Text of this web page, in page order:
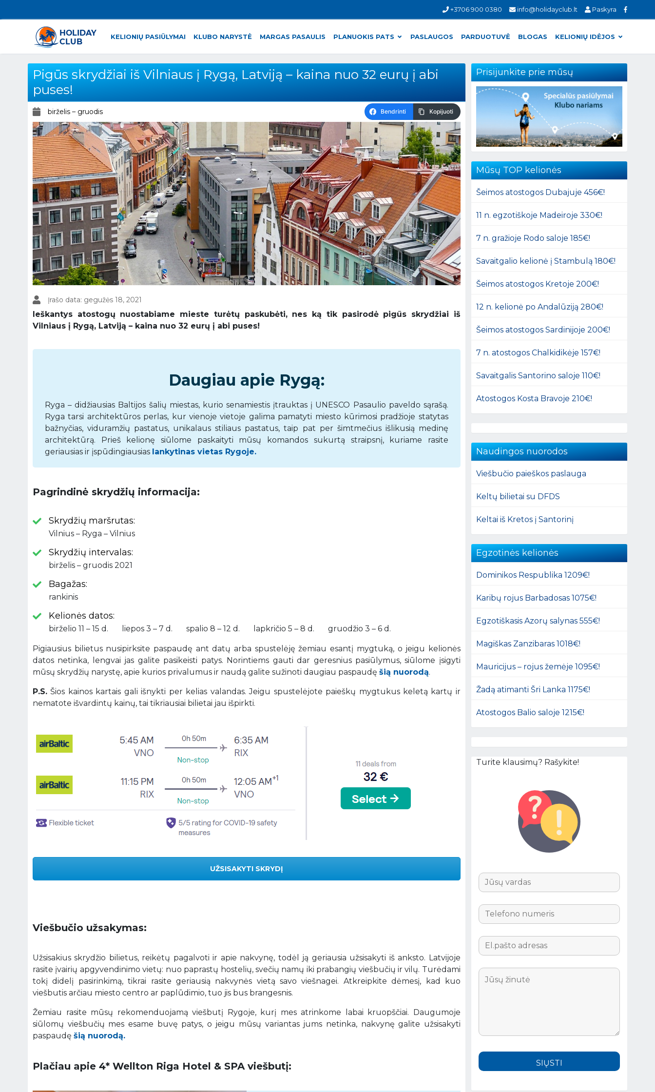
+3706 900 0380 info@holidayclub.lt Paskyra
KELIONIŲ PASIŪLYMAI KLUBO NARYSTĖ MARGAS PASAULIS PLANUOKIS PATS PASLAUGOS PARDUOTUVĖ BLOGAS KELIONIŲ IDĖJOS
Pigūs skrydžiai iš Vilniaus į Rygą, Latviją – kaina nuo 32 eurų į abi
puses!
birželis – gruodis Bendrinti Kopijuoti
Įrašo data: gegužės 18, 2021
Ieškantys atostogų nuostabiame mieste turėtų paskubėti, nes ką tik pasirodė pigūs skrydžiai iš
Vilniaus į Rygą, Latviją – kaina nuo 32 eurų į abi puses!
Daugiau apie Rygą:
Ryga – didžiausias Baltijos šalių miestas, kurio senamiestis įtrauktas į UNESCO Pasaulio paveldo sąrašą.
Ryga tarsi architektūros perlas, kur vienoje vietoje galima pamatyti miesto kūrimosi pradžioje statytas
bažnyčias, viduramžių pastatus, unikalaus stiliaus pastatus, taip pat per šimtmečius išlikusią medinę
architektūrą. Prieš kelionę siūlome paskaityti mūsų komandos sukurtą straipsnį, kuriame rasite
geriausias ir įspūdingiausias lankytinas vietas Rygoje.
Pagrindinė skrydžių informacija:
Skrydžių maršrutas:
Vilnius – Ryga – Vilnius
Skrydžių intervalas:
birželis – gruodis 2021
Bagažas:
rankinis
Kelionės datos:
birželio 11 – 15 d. liepos 3 – 7 d. spalio 8 – 12 d. lapkričio 5 – 8 d. gruodžio 3 – 6 d.
Pigiausius bilietus nusipirksite paspaudę ant datų arba spustelėję žemiau esantį mygtuką, o jeigu kelionės
datos netinka, lengvai jas galite pasikeisti patys. Norintiems gauti dar geresnius pasiūlymus, siūlome įsigyti
mūsų skrydžių narystę, apie kurios privalumus ir naudą galite sužinoti daugiau paspaudę šią nuorodą.
P.S. Šios kainos kartais gali išnykti per kelias valandas. Jeigu spustelėjote paieškų mygtukus keletą kartų ir
nematote išvardintų kainų, tai tikriausiai bilietai jau išpirkti.
UŽSISAKYTI SKRYDĮ
Viešbučio užsakymas:
Užsisakius skrydžio bilietus, reikėtų pagalvoti ir apie nakvynę, todėl ją geriausia užsisakyti iš anksto. Latvijoje
rasite įvairių apgyvendinimo vietų: nuo paprastų hostelių, svečių namų iki prabangių viešbučių ir vilų. Turėdami
tokį didelį pasirinkimą, tikrai rasite geriausią nakvynės vietą savo viešnagei. Atkreipkite dėmesį, kad kuo
viešbutis arčiau miesto centro ar paplūdimio, tuo jis bus brangesnis.
Žemiau rasite mūsų rekomenduojamą viešbutį Rygoje, kurį mes atrinkome labai kruopščiai. Daugumoje
siūlomų viešbučių mes esame buvę patys, o jeigu mūsų variantas jums netinka, nakvynę galite užsisakyti
paspaudę šią nuorodą.
Plačiau apie 4* Wellton Riga Hotel & SPA viešbutį:
Prisijunkite prie mūsų
Mūsų TOP kelionės
Šeimos atostogos Dubajuje 456€!
11 n. egzotiškoje Madeiroje 330€!
7 n. gražioje Rodo saloje 185€!
Savaitgalio kelionė į Stambulą 180€!
Šeimos atostogos Kretoje 200€!
12 n. kelionė po Andalūziją 280€!
Šeimos atostogos Sardinijoje 200€!
7 n. atostogos Chalkidikėje 157€!
Savaitgalis Santorino saloje 110€!
Atostogos Kosta Bravoje 210€!
Naudingos nuorodos
Viešbučio paieškos paslauga
Keltų bilietai su DFDS
Keltai iš Kretos į Santorinį
Egzotinės kelionės
Dominikos Respublika 1209€!
Karibų rojus Barbadosas 1075€!
Egzotiškasis Azorų salynas 555€!
Magiškas Zanzibaras 1018€!
Mauricijus – rojus žemėje 1095€!
Žadą atimanti Šri Lanka 1175€!
Atostogos Balio saloje 1215€!
Turite klausimų? Rašykite!